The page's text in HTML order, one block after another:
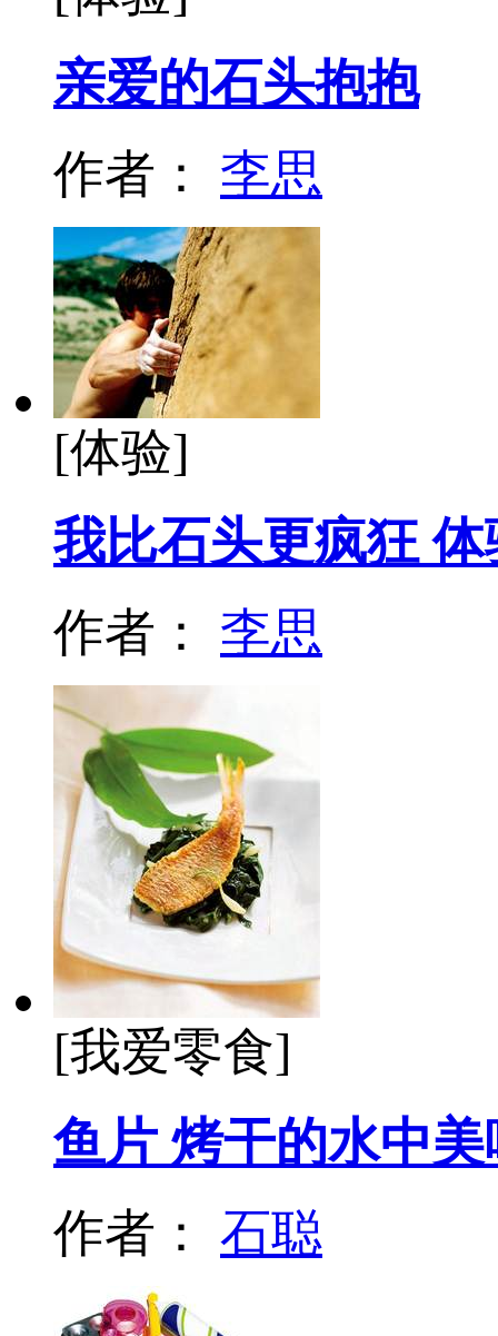
亲爱的石头抱抱
作者： 李思
[体验]
我比石头更疯狂
作者： 李思
[我爱零食]
鱼片 烤干的水中美
作者： 石聪